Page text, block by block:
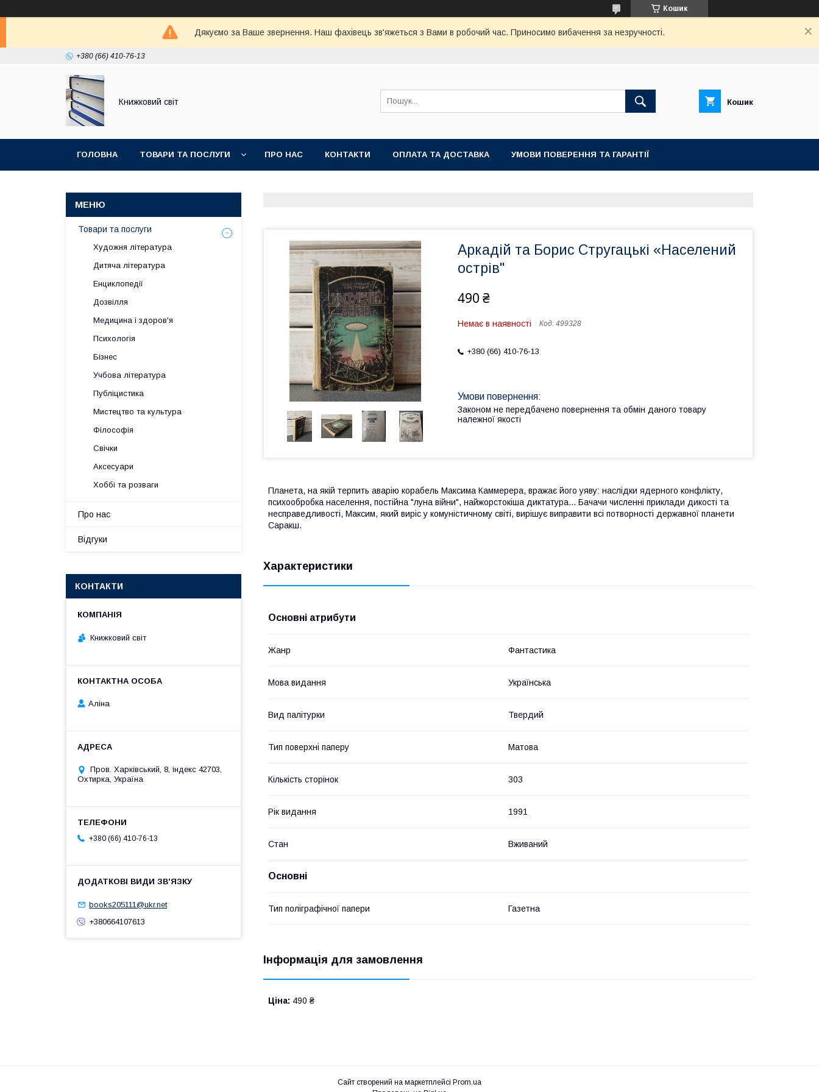
Кошик
Дякуємо за Ваше звернення. Наш фахівець зв'яжеться з Вами в робочий час. Приносимо вибачення за незручності.
+380 (66) 410-76-13
Книжковий світ Кошик
ГОЛОВНА ТОВАРИ ТА ПОСЛУГИ ПРО НАС КОНТАКТИ ОПЛАТА ТА ДОСТАВКА УМОВИ ПОВЕРЕННЯ ТА ГАРАНТІЇ
Аркадій та Борис Стругацькі «Населений
острів"
490 ₴
Немає в наявності Код: 499328
+380 (66) 410-76-13
Законом не передбачено повернення та обмін даного товару
належної якості
Планета, на якій терпить аварію корабель Максима Каммерера, вражає його уяву: наслідки ядерного конфлікту,
психообробка населення, постійна "луна війни", найжорстокіша диктатура... Бачачи численні приклади дикості та
несправедливості, Максим, який виріс у комуністичному світі, вирішує виправити всі потворності державної планети
Саракш.
Характеристики
Основні атрибути
Жанр Фантастика
Мова видання Українська
Вид палітурки Твердий
Тип поверхні паперу Матова
Кількість сторінок 303
Рік видання 1991
Стан Вживаний
Основні
Тип поліграфічної папери Газетна
Інформація для замовлення
Ціна: 490 ₴
Товари та послуги
Художня література
Дитяча література
Енциклопедії
Дозвілля
Медицина і здоров'я
Психологія
Бізнес
Учбова література
Публіцистика
Мистецтво та культура
Філософія
Свічки
Аксесуари
Хоббі та розваги
Про нас
Відгуки
КОНТАКТИ
Книжковий світ
Аліна
Пров. Харківський, 8, індекс 42703,
Охтирка, Україна
+380 (66) 410-76-13
books205111@ukr.net
+380664107613
Сайт створений на маркетплейсі Prom.ua